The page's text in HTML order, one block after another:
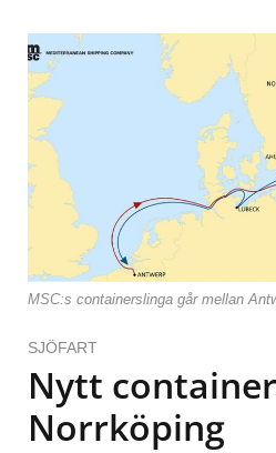
MSC:s containerslinga går mellan
SJÖFART
Nytt
Norrköping